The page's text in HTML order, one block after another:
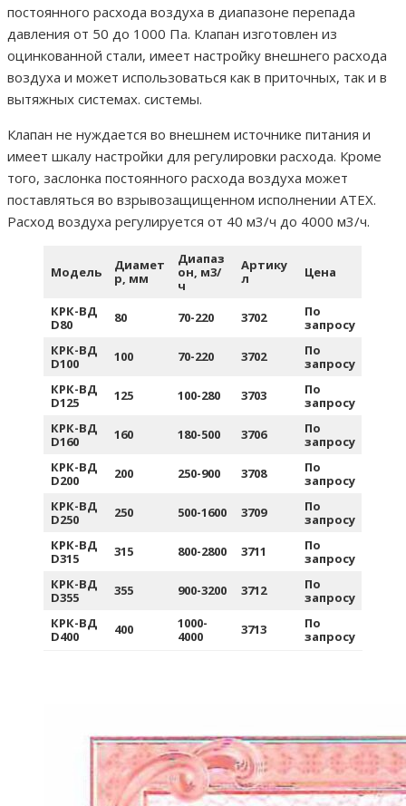
постоянного расхода воздуха в диапазоне перепада
давления от 50 до 1000 Па. Клапан изготовлен из
оцинкованной стали, имеет настройку внешнего расхода
воздуха и может использоваться как в приточных, так и в
вытяжных системах. системы.
Клапан не нуждается во внешнем источнике питания и
имеет шкалу настройки для регулировки расхода. Кроме
того, заслонка постоянного расхода воздуха может
поставляться во взрывозащищенном исполнении ATEX.
Расход воздуха регулируется от 40 м3/ч до 4000 м3/ч.
Модель
Диамет
р, мм
Диапаз
он, м3/
ч
Артику
л
Цена
КРК-ВД
D80
80 70-220 3702
По
запросу
КРК-ВД
D100
100 70-220 3702
По
запросу
КРК-ВД
D125
125 100-280 3703
По
запросу
КРК-ВД
D160
160 180-500 3706
По
запросу
КРК-ВД
D200
200 250-900 3708
По
запросу
КРК-ВД
D250
250 500-1600 3709
По
запросу
КРК-ВД
D315
315 800-2800 3711
По
запросу
КРК-ВД
D355
355 900-3200 3712
По
запросу
КРК-ВД
D400
400
1000-
4000
3713
По
запросу